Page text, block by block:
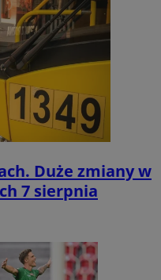
Duże zmiany w
7 sierpnia